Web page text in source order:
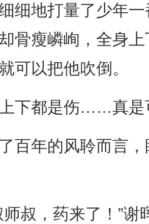
地打量了少年一
骨瘦嶙峋，全身
可以把他吹倒。
都是伤……真是
年的风聆而言，
，药来了！”谢